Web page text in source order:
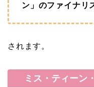
ン」のファイナリ
されます。
ミス・ティーン